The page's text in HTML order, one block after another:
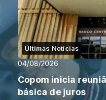
Últimas Notícias
04/08/2026
Copom inicia
básica de juros